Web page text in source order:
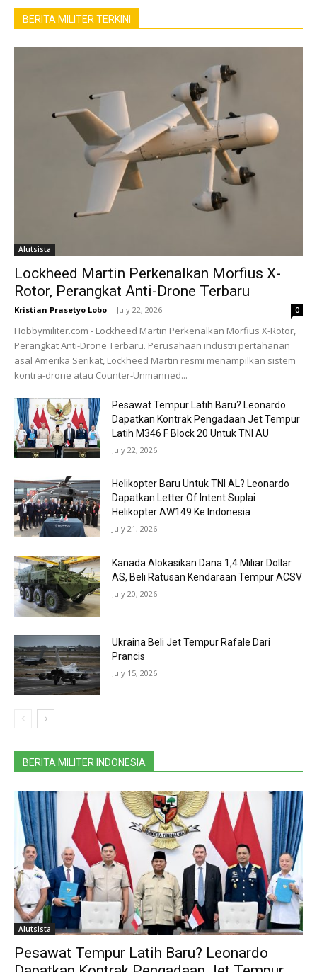
BERITA MILITER TERKINI
Alutsista
Lockheed Martin Perkenalkan Morfius X-
Rotor, Perangkat Anti-Drone Terbaru
Kristian Prasetyo Lobo - July 22, 2026 0
Hobbymiliter.com - Lockheed Martin Perkenalkan Morfius X-Rotor,
Perangkat Anti-Drone Terbaru. Perusahaan industri pertahanan
asal Amerika Serikat, Lockheed Martin resmi menampilkan sistem
kontra-drone atau Counter-Unmanned...
Pesawat Tempur Latih Baru? Leonardo
Dapatkan Kontrak Pengadaan Jet Tempur
Latih M346 F Block 20 Untuk TNI AU
July 22, 2026
Helikopter Baru Untuk TNI AL? Leonardo
Dapatkan Letter Of Intent Suplai
Helikopter AW149 Ke Indonesia
July 21, 2026
Kanada Alokasikan Dana 1,4 Miliar Dollar
AS, Beli Ratusan Kendaraan Tempur ACSV
July 20, 2026
Ukraina Beli Jet Tempur Rafale Dari
Prancis
July 15, 2026
BERITA MILITER INDONESIA
Alutsista
Pesawat Tempur Latih Baru? Leonardo